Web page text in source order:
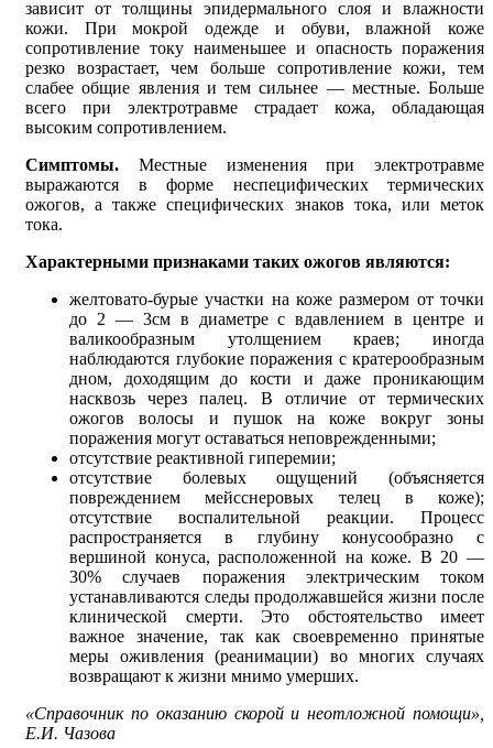
зависит от толщины эпидермального слоя и влажности
кожи. При мокрой одежде и обуви, влажной коже
сопротивление току наименьшее и опасность поражения
резко возрастает, чем больше сопротивление кожи, тем
слабее общие явления и тем сильнее — местные. Больше
всего при электротравме страдает кожа, обладающая
высоким сопротивлением.
Симптомы. Местные изменения при электротравме
выражаются в форме неспецифических термических
ожогов, а также специфических знаков тока, или меток
тока.
Характерными признаками таких ожогов являются:
желтовато-бурые участки на коже размером от точки
до 2 — 3см в диаметре с вдавлением в центре и
валикообразным утолщением краев; иногда
наблюдаются глубокие поражения с кратерообразным
дном, доходящим до кости и даже проникающим
насквозь через палец. В отличие от термических
ожогов волосы и пушок на коже вокруг зоны
поражения могут оставаться неповрежденными;
отсутствие реактивной гиперемии;
отсутствие болевых ощущений (объясняется
повреждением мейсснеровых телец в коже);
отсутствие воспалительной реакции. Процесс
распространяется в глубину конусообразно с
вершиной конуса, расположенной на коже. В 20 —
30% случаев поражения электрическим током
устанавливаются следы продолжавшейся жизни после
клинической смерти. Это обстоятельство имеет
важное значение, так как своевременно принятые
меры оживления (реанимации) во многих случаях
возвращают к жизни мнимо умерших.
«Справочник по оказанию скорой и неотложной помощи»,
Е.И. Чазова